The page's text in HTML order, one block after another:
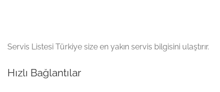
Servis Listesi Türkiye size en yakın servis bilgisini ulaştırır.
Hızlı Bağlantılar